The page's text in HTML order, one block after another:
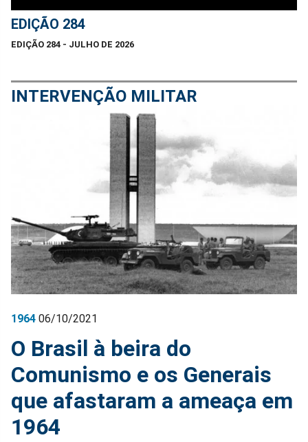
EDIÇÃO 284
EDIÇÃO 284 - JULHO DE 2026
INTERVENÇÃO MILITAR
1964 06/10/2021
O Brasil à beira do
Comunismo e os Generais
que afastaram a ameaça em
1964